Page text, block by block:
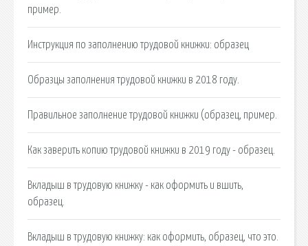
пример.
Инструкция по заполнению трудовой книжки: образец
Образцы заполнения трудовой книжки в 2018 году.
Правильное заполнение трудовой книжки (образец, пример.
Как заверить копию трудовой книжки в 2019 году - образец.
Вкладыш в трудовую книжку - как оформить и вшить,
образец.
Вкладыш в трудовую книжку: как оформить, образец, что это.